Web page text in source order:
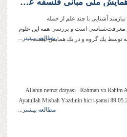
آشنایی با چند علم از جمله
است و بررسی همه این علوم
توسط یك گروه و در یك همایش نیست....
مطالعه بیشتر...
Allahın nemət dəryası Rəhman və Rəhim
Ayətullah Misbah Yəzdinin hicri-şəmsi
مطالعه بیشتر...